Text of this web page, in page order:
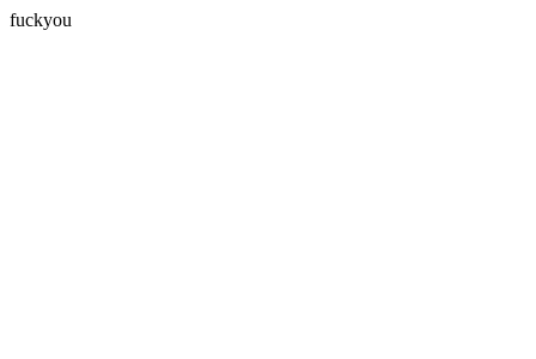
fuckyou